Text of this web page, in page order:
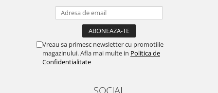
Vreau sa primesc newsletter cu promotiile
magazinului. Afla mai multe in Politica de
Confidentialitate
SOCIAL